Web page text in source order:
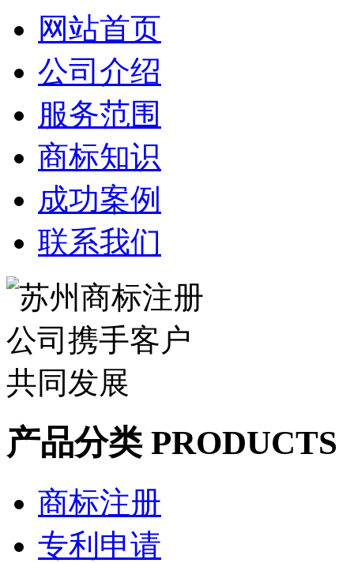
网站首页
公司介绍
服务范围
商标知识
成功案例
联系我们
产品分类 PRODUCTS
商标注册
专利申请